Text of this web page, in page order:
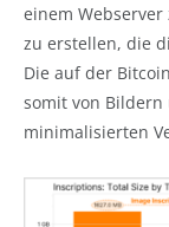
einem
zu erstellen, die
Die auf der
somit von
minimalisierten